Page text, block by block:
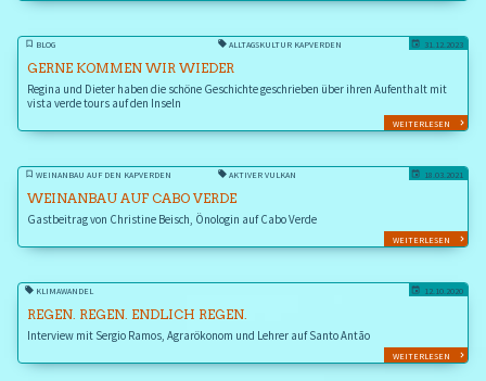
BLOG ALLTAGSKULTUR KAPVERDEN 31.12.2023
GERNE KOMMEN WIR WIEDER
Regina und Dieter haben die schöne Geschichte geschrieben über ihren Aufenthalt mit
vista verde tours auf den Inseln
WEITERLESEN
WEINANBAU AUF DEN KAPVERDEN AKTIVER VULKAN 18.03.2021
WEINANBAU AUF CABO VERDE
Gastbeitrag von Christine Beisch, Önologin auf Cabo Verde
WEITERLESEN
KLIMAWANDEL 12.10.2020
REGEN. REGEN. ENDLICH REGEN.
Interview mit Sergio Ramos, Agrarökonom und Lehrer auf Santo Antão
WEITERLESEN